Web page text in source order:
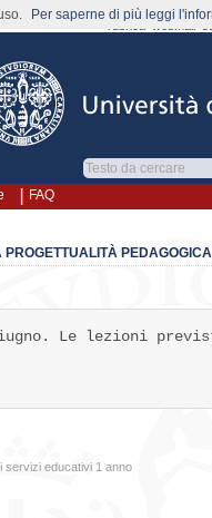
rubrica webmail
FAQ
PROGETTUALITÀ PEDAGOGICA
Le lezioni
servizi educativi 1 anno
Per saperne di più leggi